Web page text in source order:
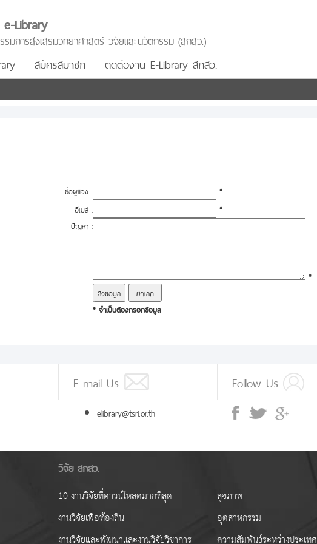
Library
มการส่งเสริมวิทยาศาสตร์ วิจัยและนวัตกรรม (สกสว.)
สมัครสมาชิก ติดต่องาน E-Library สกสว.
ชื่อผู้แจ้ง :
*
อีเมล์ :
*
ปัญหา :
*
* จำเป็นต้องกรอกข้อมูล
E-mail Us
elibrary@tsri.or.th
Follow Us
วิจัย สกสว.
10 งานวิจัยที่ดาวน์โหลดมากที่สุด
งานวิจัยเพื่อท้องถิ่น
งานวิจัยและพัฒนาและงานวิจัยวิชาการ
สุขภาพ
อุตสาหกรรม
ความสัมพันธ์ระหว่างประเทศ